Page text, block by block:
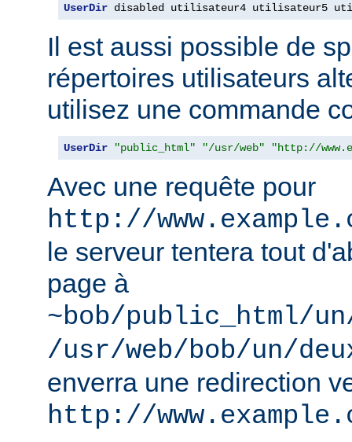
UserDir disabled utilisateur4 utilisateur5
Il est aussi possible de
répertoires utilisateurs
utilisez une commande
UserDir "public_html" "/usr/web" "http://
Avec une requête pour
http://
le serveur tentera tout
page à
~bob/public_html/
/usr/web/bob/un/
enverra une redirection
http://